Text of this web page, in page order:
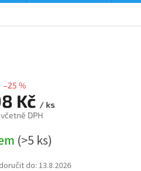
–25 %
Kč / ks
DPH
(>5 ks)
do: 13.8.2026